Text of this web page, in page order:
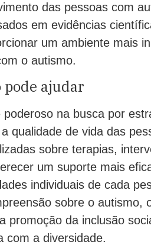
das pessoas com
em evidências
um ambiente mais
o autismo.
pode ajudar
na busca por
qualidade de vida das
sobre terapias,
um suporte mais
individuais de cada
sobre o autismo,
promoção da inclusão
com a diversidade.